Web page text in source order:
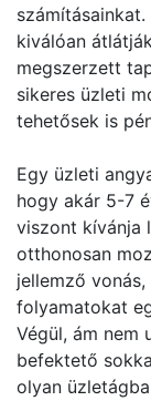
kiválóan
megszerzett
sikeres üzleti
tehetősek is
Egy üzleti
hogy akár 5-7
viszont kívánja
otthonosan
jellemző
folyamatokat
Végül, ám nem
befektető
olyan